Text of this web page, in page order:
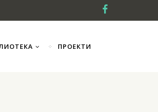
ПРОЕКТИ